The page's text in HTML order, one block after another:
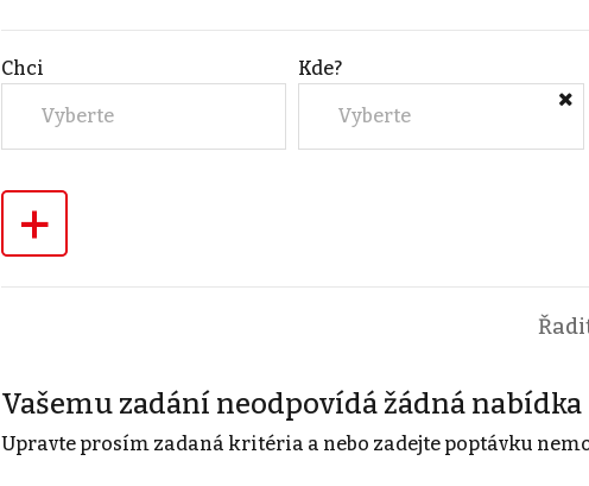
Chci
Vyberte
Kde?
Vyberte
+
Vašemu zadání neodpovídá žádná nabídka
Upravte prosím zadaná kritéria a nebo zadejte poptávku